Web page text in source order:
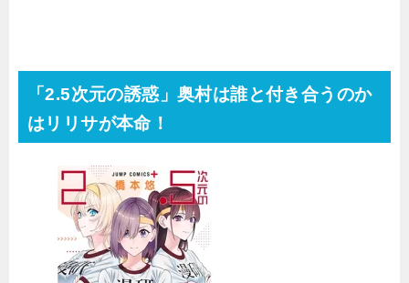
「2.5次元の誘惑」奥村は誰と付き合うのか
はリリサが本命！